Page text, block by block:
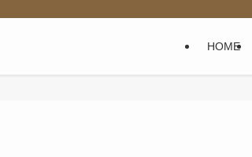
HOME